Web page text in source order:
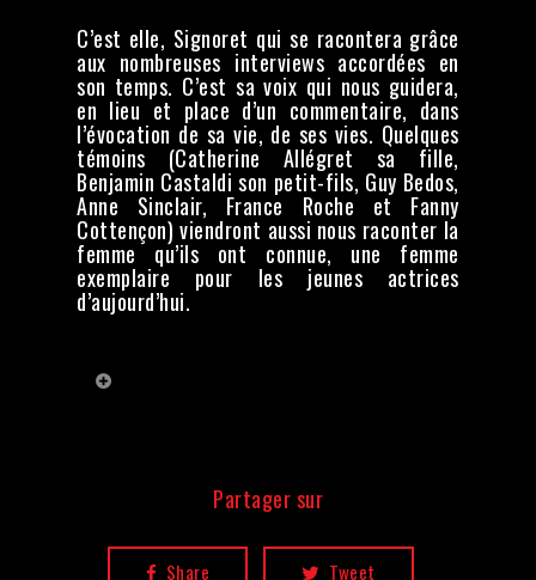
C’est elle, Signoret qui se racontera grâce
aux nombreuses interviews accordées en
son temps. C’est sa voix qui nous guidera,
en lieu et place d’un commentaire, dans
l’évocation de sa vie, de ses vies. Quelques
témoins (Catherine Allégret sa fille,
Benjamin Castaldi son petit-fils, Guy Bedos,
Anne Sinclair, France Roche et Fanny
Cottençon) viendront aussi nous raconter la
femme qu’ils ont connue, une femme
exemplaire pour les jeunes actrices
d’aujourd’hui.
Emmanuelle Guilchert
Images :Jean-Louis Laforêt Thomas
Vaillant Benjamin Chéré
Partager sur
Share Tweet